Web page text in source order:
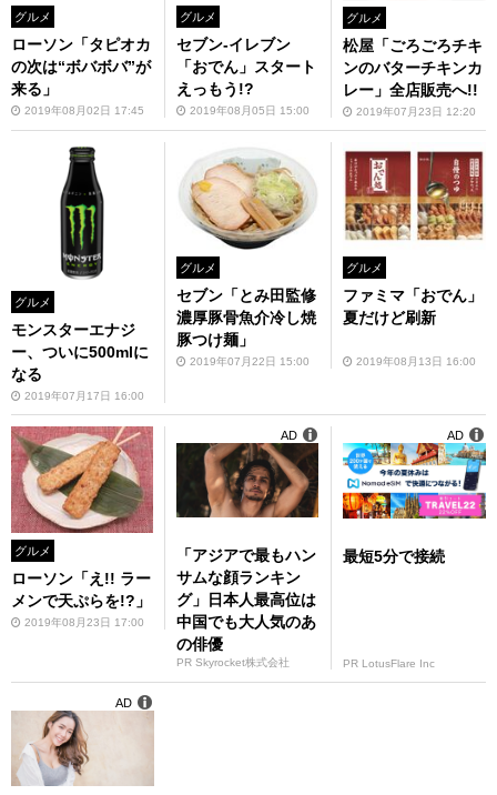
グルメ
ローソン「タピオカ
の次は“ボバボバ”が
来る」
2019年08月02日 17:45
グルメ
セブン-イレブン
「おでん」スタート
えっもう!?
2019年08月05日 15:00
グルメ
松屋「ごろごろチキ
ンのバターチキンカ
レー」全店販売へ!!
2019年07月23日 12:20
グルメ
モンスターエナジ
ー、ついに500mlに
なる
2019年07月17日 16:00
グルメ
セブン「とみ田監修
濃厚豚骨魚介冷し焼
豚つけ麺」
2019年07月22日 15:00
グルメ
ファミマ「おでん」
夏だけど刷新
2019年08月13日 16:00
グルメ
ローソン「え!! ラー
メンで天ぷらを!?」
2019年08月23日 17:00
「アジアで最もハン
サムな顔ランキン
グ」日本人最高位は
中国でも大人気のあ
の俳優
PR Skyrocket株式会社
AD
最短5分で接続
PR LotusFlare Inc
AD
AD